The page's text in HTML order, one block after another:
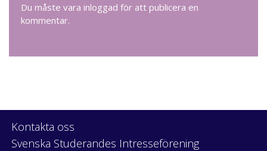
Du måste vara inloggad för att publicera en
kommentar.
Kontakta oss
Svenska Studerandes Intresseförening